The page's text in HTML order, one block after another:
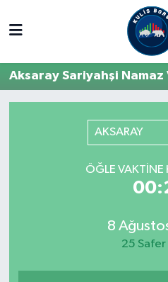
Aksaray Sariyahşi
AKSARAY
ÖĞLE VAKTINE
8
25
Hisse Yorumu
Kulis Haber
Halka Arzlar
Trafik Durumu
Süper Lig Puan
Tüm Manşetler